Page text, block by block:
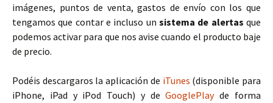
imágenes, puntos de venta, gastos de envío con los que
tengamos que contar e incluso un sistema de alertas que
podemos activar para que nos avise cuando el producto baje
de precio.
Podéis descargaros la aplicación de iTunes (disponible para
iPhone, iPad y iPod Touch) y deGooglePlayde forma